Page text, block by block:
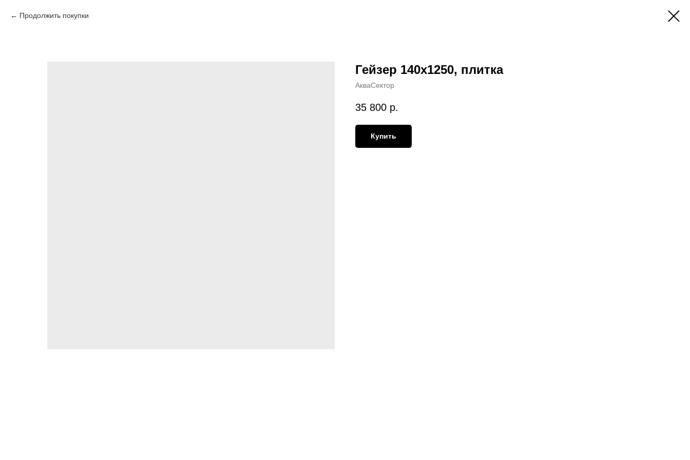
Продолжить покупки
Гейзер 140х1250, плитка
АкваСектор
35 800 р.
Купить